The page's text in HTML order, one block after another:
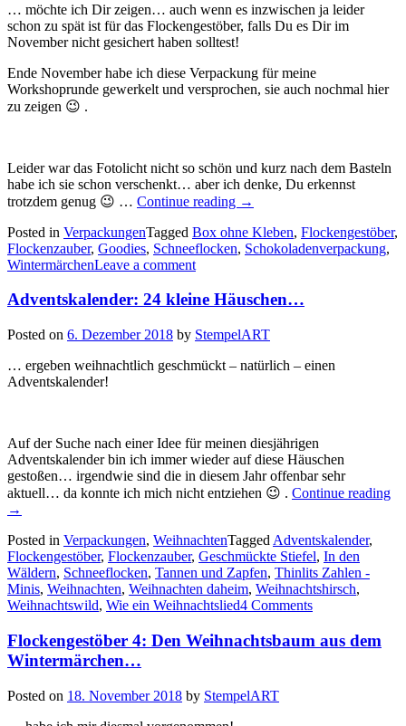
… möchte ich Dir zeigen… auch wenn es inzwischen ja leider
schon zu spät ist für das Flockengestöber, falls Du es Dir im
November nicht gesichert haben solltest!
Ende November habe ich diese Verpackung für meine
Workshoprunde gewerkelt und versprochen, sie auch nochmal hier
zu zeigen 😉 .
Leider war das Fotolicht nicht so schön und kurz nach dem Basteln
habe ich sie schon verschenkt… aber ich denke, Du erkennst
trotzdem genug 😉 … Continue reading
„Flockengestöber
noch
eine
zu
→
Posted in VerpackungenTagged Box ohne Kleben, Flockengestöber,
Flockenzauber, Goodies, Schneeflocken, Schokoladenverpackung,
WintermärchenLeave a comment
Adventskalender: 24 kleine Häuschen…
Posted on 6. Dezember 2018 by StempelART
… ergeben weihnachtlich geschmückt – natürlich – einen
Adventskalender!
Auf der Suche nach einer Idee für meinen diesjährigen
Adventskalender bin ich immer wieder auf diese Häuschen
gestoßen… irgendwie sind die in diesem Jahr offenbar sehr
aktuell… da konnte ich mich nicht entziehen 😉 . Continue reading
→
Posted in Verpackungen, WeihnachtenTagged Adventskalender,
Flockengestöber, Flockenzauber, Geschmückte Stiefel, In den
Wäldern, Schneeflocken, Tannen und Zapfen, Thinlits Zahlen -
Minis, Weihnachten, Weihnachten daheim, Weihnachtshirsch,
Weihnachtswild, Wie ein Weihnachtslied4 Comments
Flockengestöber 4: Den Weihnachtsbaum aus dem
Wintermärchen…
Posted on 18. November 2018 by StempelART